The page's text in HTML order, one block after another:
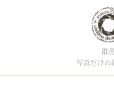
群
写真だけの